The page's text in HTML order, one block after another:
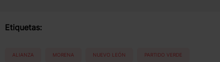
Etiquetas:
ALIANZA MORENA NUEVO LEÓN PARTIDO VERDE